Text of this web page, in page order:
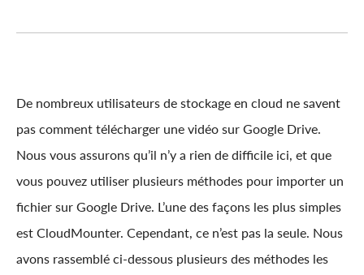
De nombreux utilisateurs de stockage en cloud ne savent
pas comment télécharger une vidéo sur Google Drive.
Nous vous assurons qu’il n’y a rien de difficile ici, et que
vous pouvez utiliser plusieurs méthodes pour importer un
fichier sur Google Drive. L’une des façons les plus simples
est CloudMounter. Cependant, ce n’est pas la seule. Nous
avons rassemblé ci-dessous plusieurs des méthodes les